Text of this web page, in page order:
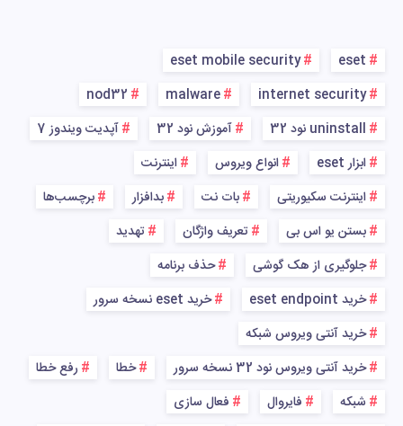
eset
eset mobile security
internet security
malware
nod32
uninstall نود 32
آموزش نود 32
آپدیت ویندوز 7
ابزار eset
انواع ویروس
اینترنت
اینترنت سکیوریتی
بات نت بدافزار
برچسب‌ها
بستن یو اس بی
تعریف واژگان
تهدید
جلوگیری از هک گوشی
حذف برنامه
خرید eset endpoint
خرید eset نسخه سرور
خرید آنتی ویروس شبکه
خرید آنتی ویروس نود 32 نسخه سرور
خطا
رفع خطا
شبکه
فایروال فعال سازی